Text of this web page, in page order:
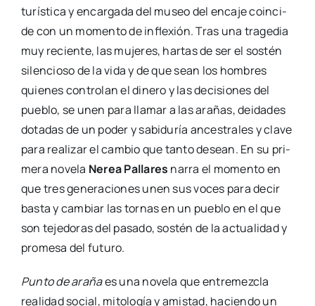
turís­ti­ca y encar­ga­da del museo del enca­je coin­ci­
de con un momen­to de infle­xión. Tras una tra­ge­dia
muy recien­te, las muje­res, har­tas de ser el sos­tén
silen­cio­so de la vida y de que sean los hom­bres
quie­nes con­tro­lan el dine­ro y las deci­sio­nes del
pue­blo, se unen para lla­mar a las ara­ñas, dei­da­des
dota­das de un poder y sabi­du­ría ances­tra­les y cla­ve
para rea­li­zar el cam­bio que tan­to desean. En su pri­
me­ra nove­la Nerea Palla­res narra el momen­to en
que tres gene­ra­cio­nes unen sus voces para decir
bas­ta y cam­biar las tor­nas en un pue­blo en el que
son teje­do­ras del pasa­do, sos­tén de la actua­li­dad y
pro­me­sa del futu­ro.
Pun­to de ara­ñaes una nove­la que entre­mez­cla
reali­dad social, mito­lo­gía y amis­tad, hacien­do un